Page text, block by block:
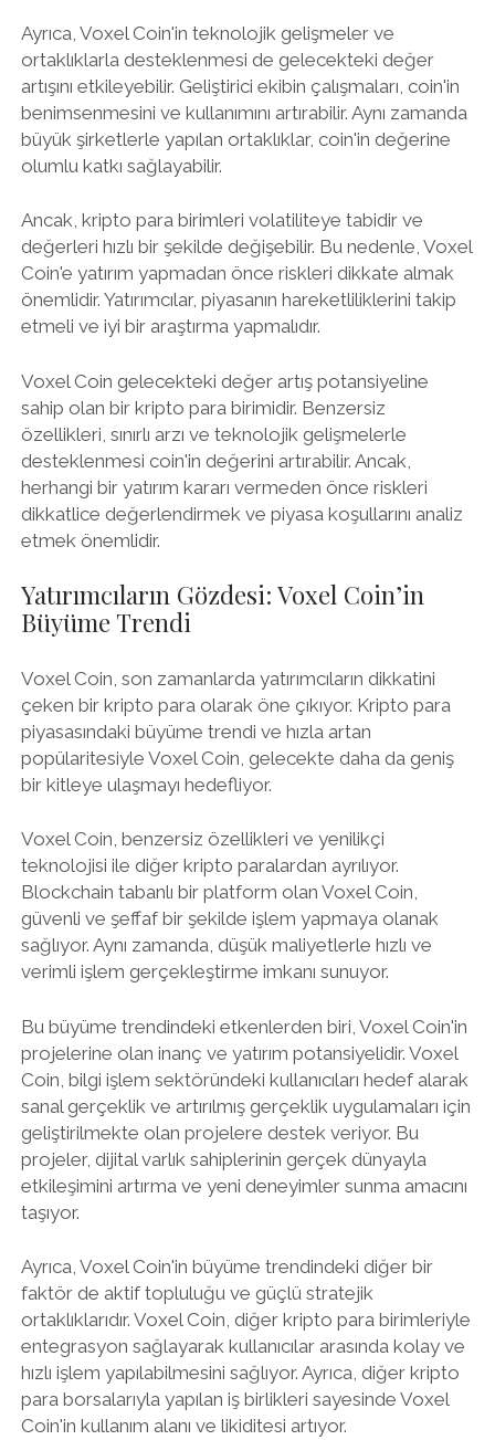
Ayrıca, Voxel Coin'in teknolojik gelişmeler ve
ortaklıklarla desteklenmesi de gelecekteki değer
artışını etkileyebilir. Geliştirici ekibin çalışmaları, coin'in
benimsenmesini ve kullanımını artırabilir. Aynı zamanda
büyük şirketlerle yapılan ortaklıklar, coin'in değerine
olumlu katkı sağlayabilir.
Ancak, kripto para birimleri volatiliteye tabidir ve
değerleri hızlı bir şekilde değişebilir. Bu nedenle, Voxel
Coin'e yatırım yapmadan önce riskleri dikkate almak
önemlidir. Yatırımcılar, piyasanın hareketliliklerini takip
etmeli ve iyi bir araştırma yapmalıdır.
Voxel Coin gelecekteki değer artış potansiyeline
sahip olan bir kripto para birimidir. Benzersiz
özellikleri, sınırlı arzı ve teknolojik gelişmelerle
desteklenmesi coin'in değerini artırabilir. Ancak,
herhangi bir yatırım kararı vermeden önce riskleri
dikkatlice değerlendirmek ve piyasa koşullarını analiz
etmek önemlidir.
Yatırımcıların Gözdesi: Voxel Coin’in
Büyüme Trendi
Voxel Coin, son zamanlarda yatırımcıların dikkatini
çeken bir kripto para olarak öne çıkıyor. Kripto para
piyasasındaki büyüme trendi ve hızla artan
popülaritesiyle Voxel Coin, gelecekte daha da geniş
bir kitleye ulaşmayı hedefliyor.
Voxel Coin, benzersiz özellikleri ve yenilikçi
teknolojisi ile diğer kripto paralardan ayrılıyor.
Blockchain tabanlı bir platform olan Voxel Coin,
güvenli ve şeffaf bir şekilde işlem yapmaya olanak
sağlıyor. Aynı zamanda, düşük maliyetlerle hızlı ve
verimli işlem gerçekleştirme imkanı sunuyor.
Bu büyüme trendindeki etkenlerden biri, Voxel Coin'in
projelerine olan inanç ve yatırım potansiyelidir. Voxel
Coin, bilgi işlem sektöründeki kullanıcıları hedef alarak
sanal gerçeklik ve artırılmış gerçeklik uygulamaları için
geliştirilmekte olan projelere destek veriyor. Bu
projeler, dijital varlık sahiplerinin gerçek dünyayla
etkileşimini artırma ve yeni deneyimler sunma amacını
taşıyor.
Ayrıca, Voxel Coin'in büyüme trendindeki diğer bir
faktör de aktif topluluğu ve güçlü stratejik
ortaklıklarıdır. Voxel Coin, diğer kripto para birimleriyle
entegrasyon sağlayarak kullanıcılar arasında kolay ve
hızlı işlem yapılabilmesini sağlıyor. Ayrıca, diğer kripto
para borsalarıyla yapılan iş birlikleri sayesinde Voxel
Coin'in kullanım alanı ve likiditesi artıyor.